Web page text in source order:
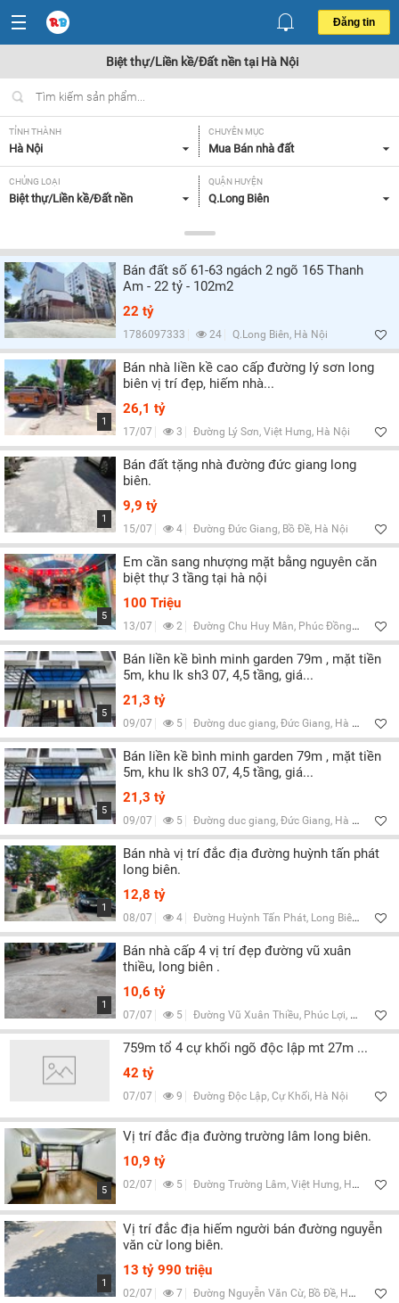
Đăng tin
Biệt thự/Liền kề/Đất nền tại Hà Nội
TỈNH THÀNH
Hà Nội
CHUYÊN MỤC
Mua Bán nhà đất
CHỦNG LOẠI
Biệt thự/Liền kề/Đất nền
QUẬN HUYỆN
Q.Long Biên
Tất cả
MỨC GIÁ
Tất cả
MẶT TIỀN
> 15m,
HƯỚNG
GIẤY TỜ PHÁP LÝ
Tất cả
Bán đất số 61-63 ngách 2 ngõ 165 Thanh
Am - 22 tỷ - 102m2
22 tỷ
1786097333 24 Q.Long Biên, Hà Nội
1
Bán nhà liền kề cao cấp đường lý sơn long
biên vị trí đẹp, hiếm nhà...
26,1 tỷ
17/07 3 Đường Lý Sơn, Việt Hưng, Hà Nội
1
Bán đất tặng nhà đường đức giang long
biên.
9,9 tỷ
15/07 4 Đường Đức Giang, Bồ Đề, Hà Nội
5
Em cần sang nhượng mặt bằng nguyên căn
biệt thự 3 tầng tại hà nội
100 Triệu
13/07 2 Đường Chu Huy Mân, Phúc Đồng, Hà Nội
5
Bán liền kề bình minh garden 79m , mặt tiền
5m, khu lk sh3 07, 4,5 tầng, giá...
21,3 tỷ
09/07 5 Đường duc giang, Đức Giang, Hà Nội
5
Bán liền kề bình minh garden 79m , mặt tiền
5m, khu lk sh3 07, 4,5 tầng, giá...
21,3 tỷ
09/07 5 Đường duc giang, Đức Giang, Hà Nội
1
Bán nhà vị trí đắc địa đường huỳnh tấn phát
long biên.
12,8 tỷ
08/07 4 Đường Huỳnh Tấn Phát, Long Biên, Hà Nội
1
Bán nhà cấp 4 vị trí đẹp đường vũ xuân
thiều, long biên .
10,6 tỷ
07/07 5 Đường Vũ Xuân Thiều, Phúc Lợi, Hà Nội
759m tổ 4 cự khối ngõ độc lập mt 27m ...
42 tỷ
07/07 9 Đường Độc Lập, Cự Khối, Hà Nội
5
Vị trí đắc địa đường trường lâm long biên.
10,9 tỷ
02/07 5 Đường Trường Lâm, Việt Hưng, Hà Nội
1
Vị trí đắc địa hiếm người bán đường nguyễn
văn cừ long biên.
13 tỷ 990 triệu
02/07 7 Đường Nguyễn Văn Cừ, Bồ Đề, Hà Nội